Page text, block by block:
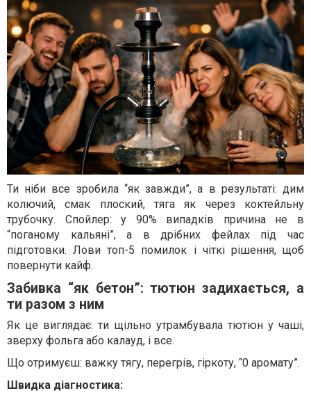
Ти ніби все зробила “як завжди”, а в результаті: дим
колючий, смак плоский, тяга як через коктейльну
трубочку. Спойлер: у 90% випадків причина не в
“поганому кальяні”, а в дрібних фейлах під час
підготовки. Лови топ-5 помилок і чіткі рішення, щоб
повернути кайф.
Забивка “як бетон”: тютюн задихається, а
ти разом з ним
Як це виглядає: ти щільно утрамбувала тютюн у чаші,
зверху фольга або калауд, і все.
Що отримуєш: важку тягу, перегрів, гіркоту, “0 аромату”.
Швидка діагностика: